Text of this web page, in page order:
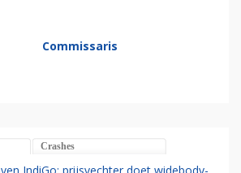
Commissaris
Crashes